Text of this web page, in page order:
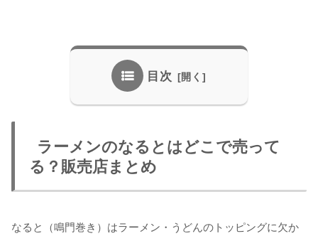
目次
ラーメンのなるとはどこで売って
る？販売店まとめ
なると（鳴門巻き）はラーメン・うどんのトッピングに欠か